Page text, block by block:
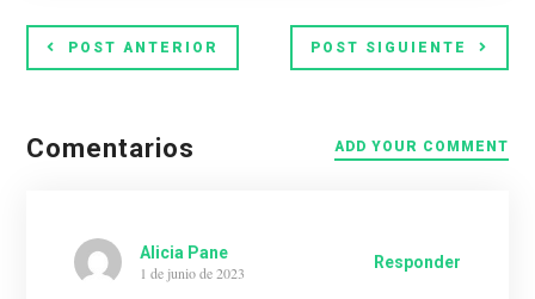
POST ANTERIOR POST SIGUIENTE
Comentarios ADD YOUR COMMENT
Alicia Pane
1 de junio de 2023
Responder